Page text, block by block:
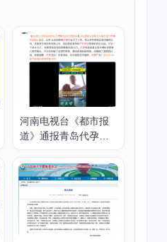
河南电视台《都市报
道》通报青岛代孕事
生